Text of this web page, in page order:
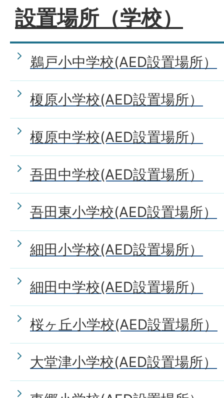
設置場所（学校）
鵜戸小中学校(AED設置場所）
榎原小学校(AED設置場所）
榎原中学校(AED設置場所）
吾田中学校(AED設置場所）
吾田東小学校(AED設置場所）
細田小学校(AED設置場所）
細田中学校(AED設置場所）
桜ヶ丘小学校(AED設置場所）
大堂津小学校(AED設置場所）